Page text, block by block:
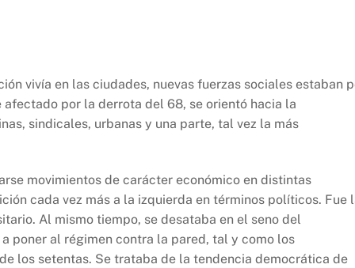
vivía en las ciudades, nuevas fuerzas sociales estaban
por la derrota del 68, se orientó hacia la
sindicales, urbanas y una parte, tal vez la más
movimientos de carácter económico en distintas
cada vez más a la izquierda en términos políticos. Fue
Al mismo tiempo, se desataba en el seno del
poner al régimen contra la pared, tal y como los
los setentas. Se trataba de la tendencia democrática de